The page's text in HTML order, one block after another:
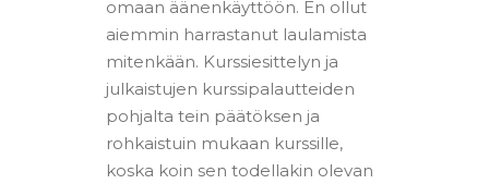
omaan äänenkäyttöön. En ollut
aiemmin harrastanut laulamista
mitenkään. Kurssiesittelyn ja
julkaistujen kurssipalautteiden
pohjalta tein päätöksen ja
rohkaistuin mukaan kurssille,
koska koin sen todellakin olevan